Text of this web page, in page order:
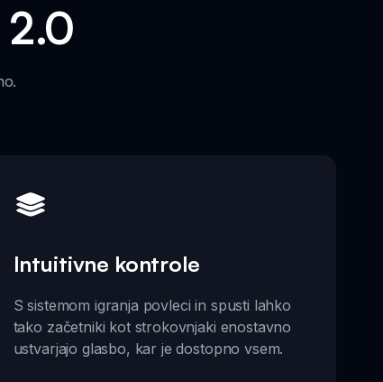
2.0
Intuitivne kontrole
S sistemom igranja povleci in spusti lahko
tako začetniki kot strokovnjaki enostavno
ustvarjajo glasbo, kar je dostopno vsem.